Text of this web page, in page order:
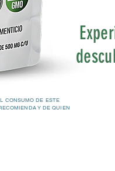
CONSUMO DE ESTE
Y DE QUIEN